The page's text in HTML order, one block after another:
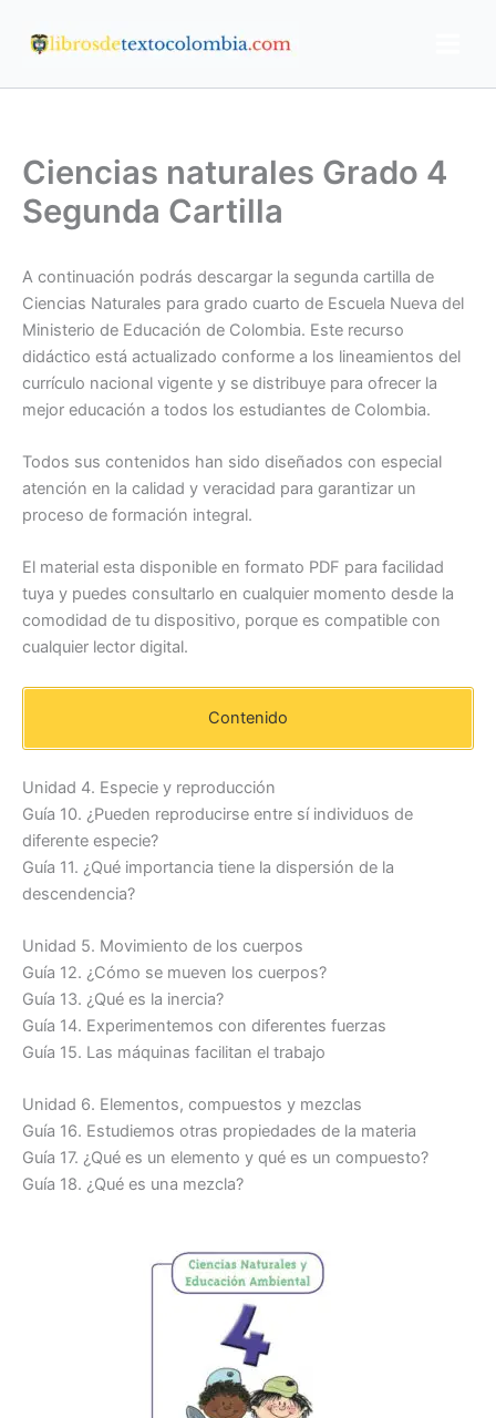
Ciencias naturales Grado 4
Segunda Cartilla
A continuación podrás descargar la segunda cartilla de
Ciencias Naturales para grado cuarto de Escuela Nueva del
Ministerio de Educación de Colombia. Este recurso
didáctico está actualizado conforme a los lineamientos del
currículo nacional vigente y se distribuye para ofrecer la
mejor educación a todos los estudiantes de Colombia.
Todos sus contenidos han sido diseñados con especial
atención en la calidad y veracidad para garantizar un
proceso de formación integral.
El material esta disponible en formato PDF para facilidad
tuya y puedes consultarlo en cualquier momento desde la
comodidad de tu dispositivo, porque es compatible con
cualquier lector digital.
Contenido
Unidad 4. Especie y reproducción
Guía 10. ¿Pueden reproducirse entre sí individuos de
diferente especie?
Guía 11. ¿Qué importancia tiene la dispersión de la
descendencia?
Unidad 5. Movimiento de los cuerpos
Guía 12. ¿Cómo se mueven los cuerpos?
Guía 13. ¿Qué es la inercia?
Guía 14. Experimentemos con diferentes fuerzas
Guía 15. Las máquinas facilitan el trabajo
Unidad 6. Elementos, compuestos y mezclas
Guía 16. Estudiemos otras propiedades de la materia
Guía 17. ¿Qué es un elemento y qué es un compuesto?
Guía 18. ¿Qué es una mezcla?